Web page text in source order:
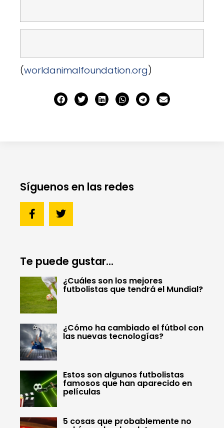
(worldanimalfoundation.org)
Síguenos en las redes
Te puede gustar...
¿Cuáles son los mejores
futbolistas que tendrá el Mundial?
¿Cómo ha cambiado el fútbol con
las nuevas tecnologías?
Estos son algunos futbolistas
famosos que han aparecido en
películas
5 cosas que probablemente no